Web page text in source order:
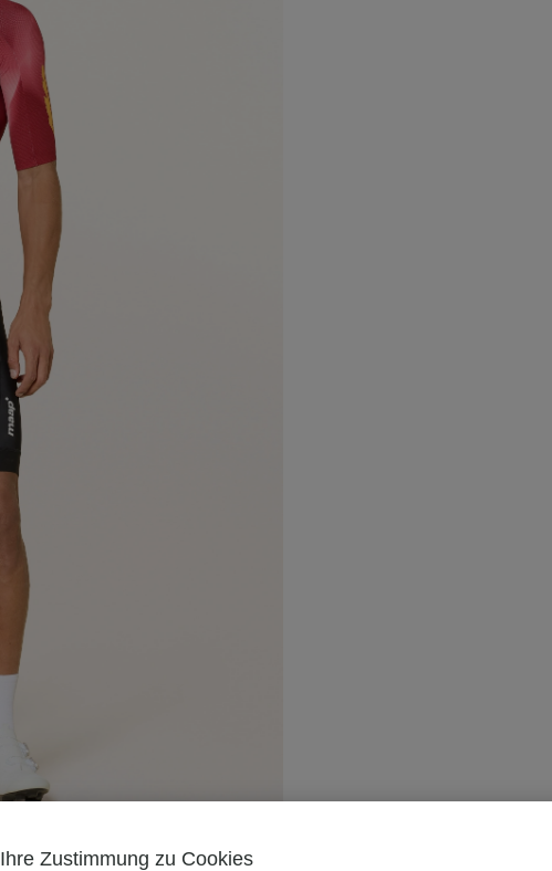
Ihre Zustimmung zu Cookies